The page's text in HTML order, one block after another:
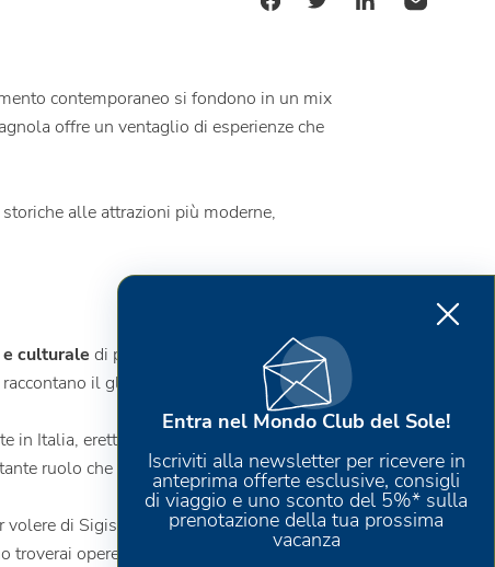
contemporaneo si fondono in un mix
offre un ventaglio di esperienze che
alle attrazioni più moderne,
culturale di prim'ordine, testimonianza di
il glorioso passato della città.
in Italia, eretto nel 27 a.C., e il maestoso
ruolo che Rimini rivestiva nell'antica
di Sigismondo Pandolfo Malatesta e
troverai opere di Giotto e Piero della
Entra nel Mondo Club del Sole!
Iscriviti alla newsletter per ricevere in
anteprima offerte esclusive, consigli
di viaggio e uno sconto del 5%* sulla
prenotazione della tua prossima
vacanza